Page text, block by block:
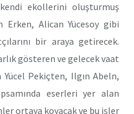
ekollerini oluşturmuş
Alican Yücesoy gibi
bir araya getirecek.
gösteren ve gelecek vaat
Pekiçten, Ilgın Abeln,
eserleri yer alan
ortaya koyacak ve bu işler